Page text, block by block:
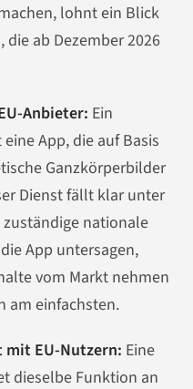
lohnt ein Blick
ab Dezember 2026
Anbieter: Ein
App, die auf Basis
Ganzkörperbilder
Dienst fällt klar unter
zuständige nationale
App untersagen,
vom Markt nehmen
am einfachsten.
mit EU-Nutzern: Eine
dieselbe Funktion an